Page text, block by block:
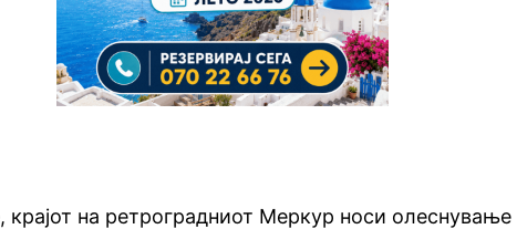
крајот на ретроградниот Меркур носи олеснување